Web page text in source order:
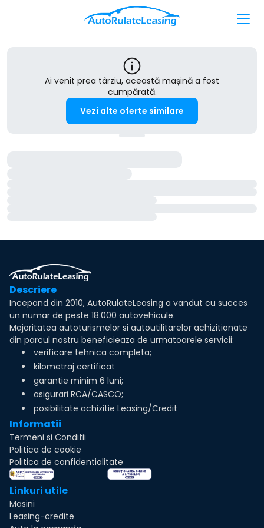
Ai venit prea târziu, această mașină a fost
cumpărată.
Vezi alte oferte similare
Descriere
Incepand din 2010, AutoRulateLeasing a vandut cu succes
un numar de peste 18.000 autovehicule.
Majoritatea autoturismelor si autoutilitarelor achizitionate
din parcul nostru beneficieaza de urmatoarele servicii:
verificare tehnica completa;
kilometraj certificat
garantie minim 6 luni;
asigurari RCA/CASCO;
posibilitate achizitie Leasing/Credit
Informatii
Termeni si Conditii
Politica de cookie
Politica de confidentialitate
Linkuri utile
Masini
Leasing-credite